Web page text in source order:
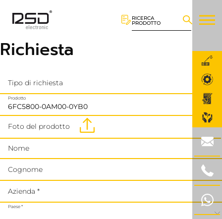
RICERCA
PRODOTTO
Richiesta
Tipo di richiesta
Prodotto
Foto del prodotto
Nome
Cognome
Azienda *
Paese *